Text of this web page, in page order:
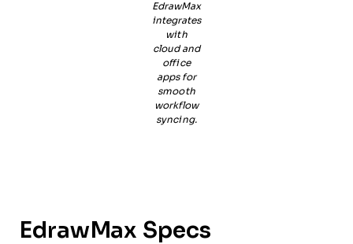
EdrawMax
integrates
with
cloud and
office
apps for
smooth
workflow
syncing.
EdrawMax Specs